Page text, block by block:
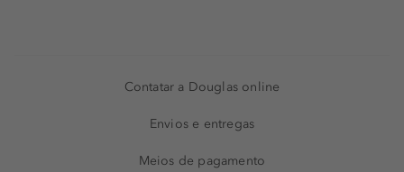
Contatar a Douglas online
Envios e entregas
Meios de pagamento